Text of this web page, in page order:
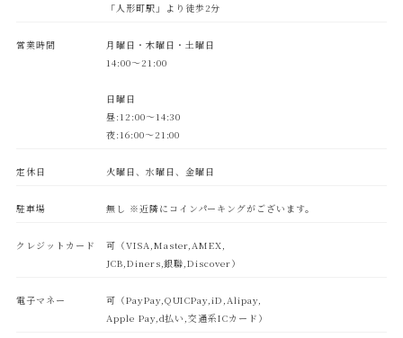
「人形町駅」より徒歩2分
営業時間
月曜日・木曜日・土曜日
14:00〜21:00
日曜日
昼:12:00〜14:30
夜:16:00〜21:00
定休日 火曜日、水曜日、金曜日
駐車場 無し ※近隣にコインパーキングがございます。
クレジットカード
可（VISA,Master,AMEX,
JCB,Diners,銀聯,Discover）
電子マネー
可（PayPay,QUICPay,iD,Alipay,
Apple Pay,d払い,交通系ICカード）